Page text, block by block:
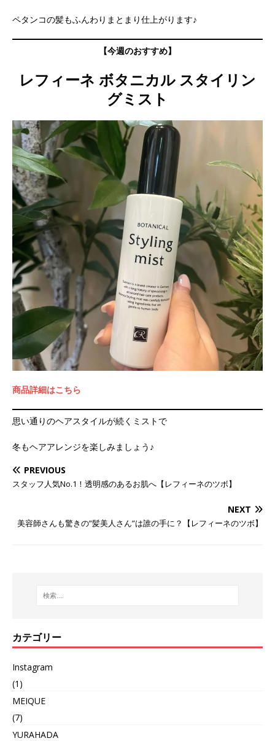
ペタンコの髪もふんわりまとまり仕上がります♪
【今週のおすすめ】
レフィーネ ボタニカル スタイリン
グミスト
商品詳細はこちら
思い通りのヘアスタイルが続くミストで
冬もヘアアレンジを楽しみましょう♪
PREVIOUS
スタッフ人気No.1！透明感のあるお肌へ【レフィーネのツボ】
NEXT
美容師さんも驚きの”髪美人さん”は誰の手に？【レフィーネのツボ】
カテゴリー
Instagram
(1)
MEIQUE
(7)
YURAHADA